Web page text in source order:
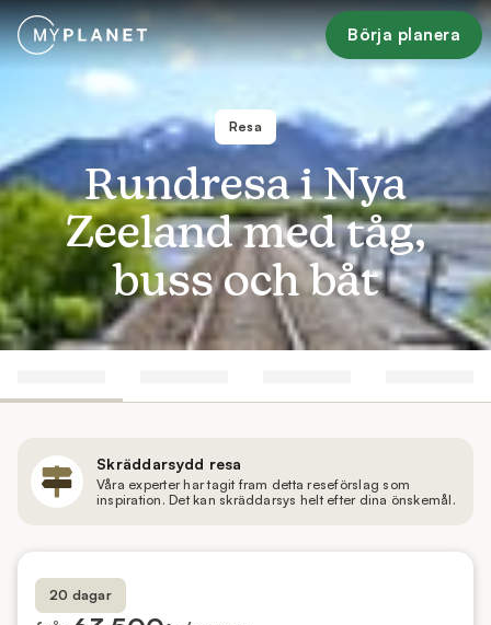
Börja planera
Resa
Rundresa i Nya
Zeeland med tåg,
buss och båt
Skräddarsydd resa
Våra experter har tagit fram detta reseförslag som
inspiration. Det kan skräddarsys helt efter dina önskemål.
20 dagar